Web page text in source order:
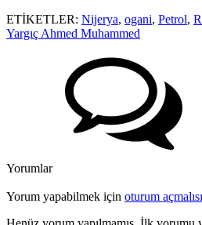
ETİKETLER: Nijerya, ogani, Petrol,
Yargıç Ahmed Muhammed
Yorumlar
Yorum yapabilmek için oturum